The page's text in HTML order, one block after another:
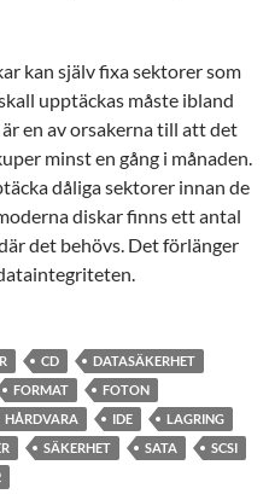
kan själv fixa sektorer som
upptäckas måste ibland
en av orsakerna till att det
minst en gång i månaden.
dåliga sektorer innan de
diskar finns ett antal
det behövs. Det förlänger
CD
DATASÄKERHET
FORMAT
FOTON
HÅRDVARA IDE
LAGRING
SÄKERHET SATA
SCSI